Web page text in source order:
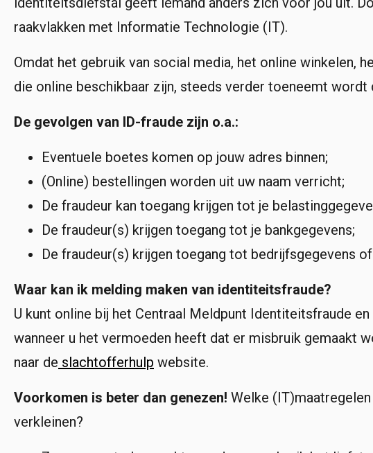
raakvlakken met Informatie Technologie (IT).
Omdat het gebruik van social media, het online winkelen,
die online beschikbaar zijn, steeds verder toeneemt
De gevolgen van ID-fraude zijn o.a.:
Eventuele boetes komen op jouw adres binnen;
(Online) bestellingen worden uit uw naam verricht;
De fraudeur kan toegang krijgen tot je
De fraudeur(s) krijgen toegang tot je bankgegevens;
De fraudeur(s) krijgen toegang tot bedrijfsgegevens
Waar kan ik melding maken van identiteitsfraude?
U kunt online bij het Centraal Meldpunt Identiteitsfraude
wanneer u het vermoeden heeft dat er misbruik gemaakt
naar de slachtofferhulp website.
Voorkomen is beter dan genezen! Welke
verkleinen?